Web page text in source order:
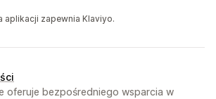
aplikacji zapewnia Klaviyo.
oferuje bezpośredniego wsparcia w